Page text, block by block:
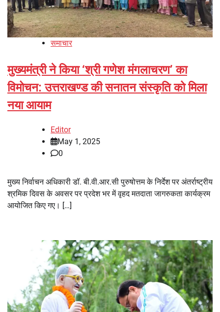
समाचार
मुख्यमंत्री ने किया ‘श्री गणेश मंगलाचरण’ का
विमोचन: उत्तराखण्ड की सनातन संस्कृति को मिला
नया आयाम
Editor
May 1, 2025
0
मुख्य निर्वाचन अधिकारी डॉ. बी.वी.आर.सी पुरुषोत्तम के निर्देश पर अंतर्राष्ट्रीय
श्रमिक दिवस के अवसर पर प्रदेश भर में वृहद मतदाता जागरुकता कार्यक्रम
आयोजित किए गए। […]